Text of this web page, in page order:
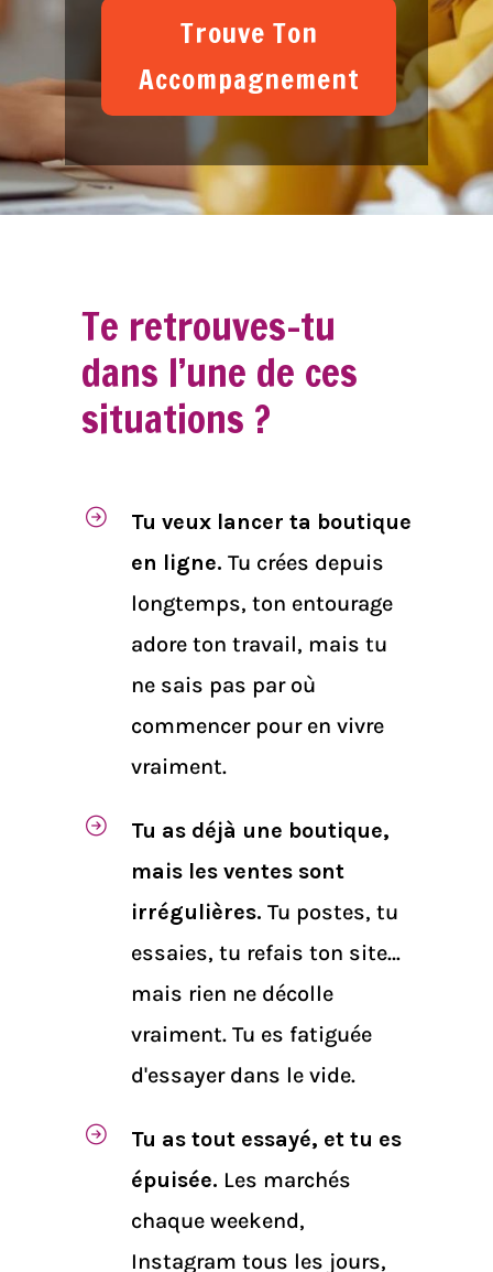
Trouve Ton
Accompagnement
Te retrouves-tu
dans l’une de ces
situations ?
Tu veux lancer ta boutique
en ligne. Tu crées depuis
longtemps, ton entourage
adore ton travail, mais tu
ne sais pas par où
commencer pour en vivre
vraiment.
Tu as déjà une boutique,
mais les ventes sont
irrégulières. Tu postes, tu
essaies, tu refais ton site…
mais rien ne décolle
vraiment. Tu es fatiguée
d'essayer dans le vide.
Tu as tout essayé, et tu es
épuisée. Les marchés
chaque weekend,
Instagram tous les jours,